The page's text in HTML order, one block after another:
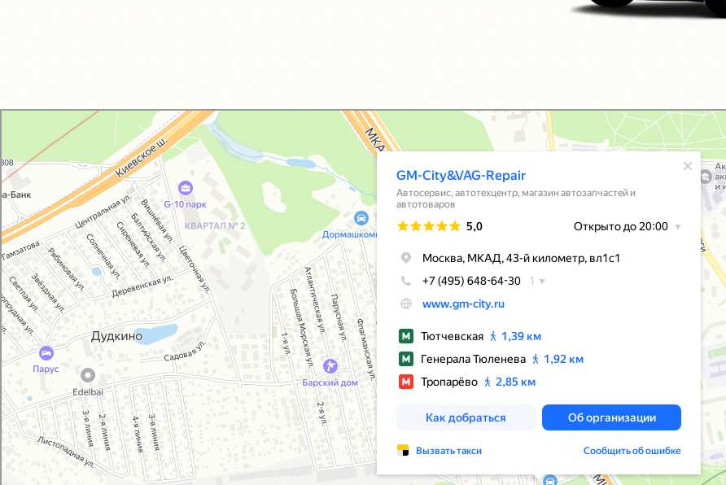
GM-City&VAG-Repair
Автосервис, автотехцентр в Москве
Магазин автозапчастей и автотоваров в Москве